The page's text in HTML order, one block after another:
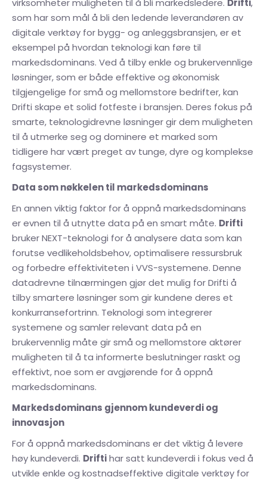
virksomheter muligheten til å bli markedsledere. Drifti,
som har som mål å bli den ledende leverandøren av
digitale verktøy for bygg- og anleggsbransjen, er et
eksempel på hvordan teknologi kan føre til
markedsdominans. Ved å tilby enkle og brukervennlige
løsninger, som er både effektive og økonomisk
tilgjengelige for små og mellomstore bedrifter, kan
Drifti skape et solid fotfeste i bransjen. Deres fokus på
smarte, teknologidrevne løsninger gir dem muligheten
til å utmerke seg og dominere et marked som
tidligere har vært preget av tunge, dyre og komplekse
fagsystemer.
Data som nøkkelen til markedsdominans
En annen viktig faktor for å oppnå markedsdominans
er evnen til å utnytte data på en smart måte. Drifti
bruker NEXT-teknologi for å analysere data som kan
forutse vedlikeholdsbehov, optimalisere ressursbruk
og forbedre effektiviteten i VVS-systemene. Denne
datadrevne tilnærmingen gjør det mulig for Drifti å
tilby smartere løsninger som gir kundene deres et
konkurransefortrinn. Teknologi som integrerer
systemene og samler relevant data på en
brukervennlig måte gir små og mellomstore aktører
muligheten til å ta informerte beslutninger raskt og
effektivt, noe som er avgjørende for å oppnå
markedsdominans.
Markedsdominans gjennom kundeverdi og
innovasjon
For å oppnå markedsdominans er det viktig å levere
høy kundeverdi. Driftihar satt kundeverdi i fokus ved å
utvikle enkle og kostnadseffektive digitale verktøy for